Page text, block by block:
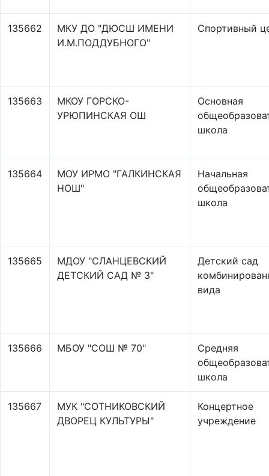
135662
МКУ ДО "ДЮСШ ИМЕНИ
И.М.ПОДДУБНОГО"
Спортивный
135663
МКОУ ГОРСКО-
УРЮПИНСКАЯ ОШ
Основная
школа
135664
МОУ ИРМО "ГАЛКИНСКАЯ
НОШ"
Начальная
школа
135665
МДОУ "СЛАНЦЕВСКИЙ
ДЕТСКИЙ САД № 3"
Детский сад
вида
135666 МБОУ "СОШ № 70"
Средняя
школа
135667
МУК "СОТНИКОВСКИЙ
ДВОРЕЦ КУЛЬТУРЫ"
Концертное
учреждение